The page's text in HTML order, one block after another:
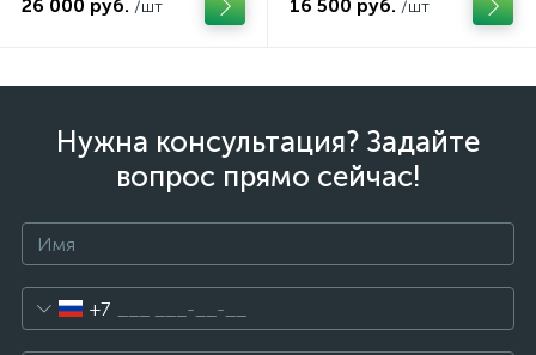
26 000 руб. /шт 16 500 руб. /шт
Нужна консультация? Задайте
вопрос прямо сейчас!
+7